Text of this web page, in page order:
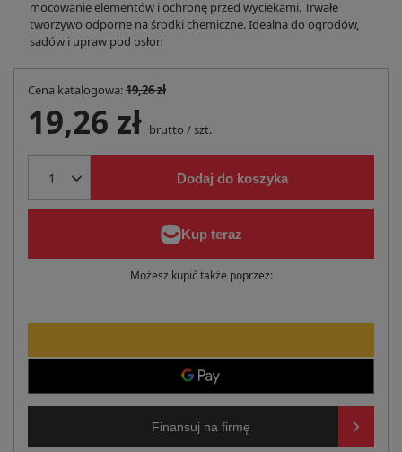
mocowanie elementów i ochronę przed wyciekami. Trwałe
tworzywo odporne na środki chemiczne. Idealna do ogrodów,
sadów i upraw pod osłon
Cena katalogowa:19,26 zł
19,26 zł brutto /szt.
Dodaj do koszyka
Możesz kupić także poprzez:
Finansuj na firmę